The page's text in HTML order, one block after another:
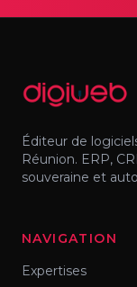
Éditeur de
Réunion. ERP,
souveraine et
NAVIGATION
Expertises